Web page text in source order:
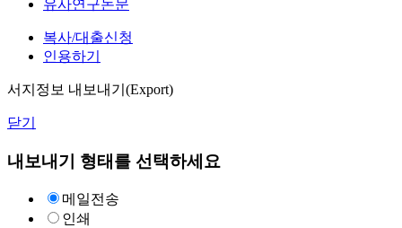
유사연구논문
복사/대출신청
인용하기
서지정보 내보내기(Export)
닫기
내보내기 형태를 선택하세요
메일전송
인쇄